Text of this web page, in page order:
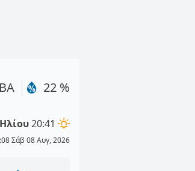
22 %
20:41
Σάβ 08 Αυγ, 2026